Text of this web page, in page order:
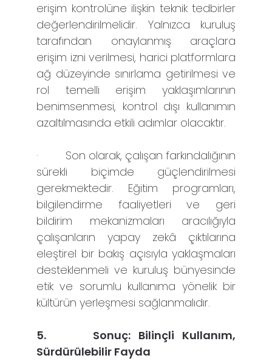
erişim kontrolüne ilişkin teknik tedbirler
değerlendirilmelidir. Yalnızca kuruluş
tarafından onaylanmış araçlara
erişim izni verilmesi, harici platformlara
ağ düzeyinde sınırlama getirilmesi ve
rol temelli erişim yaklaşımlarının
benimsenmesi, kontrol dışı kullanımın
azaltılmasında etkili adımlar olacaktır.
· Son olarak, çalışan farkındalığının
sürekli biçimde güçlendirilmesi
gerekmektedir. Eğitim programları,
bilgilendirme faaliyetleri ve geri
bildirim mekanizmaları aracılığıyla
çalışanların yapay zekâ çıktılarına
eleştirel bir bakış açısıyla yaklaşmaları
desteklenmeli ve kuruluş bünyesinde
etik ve sorumlu kullanıma yönelik bir
kültürün yerleşmesi sağlanmalıdır.
5. Sonuç: Bilinçli Kullanım,
Sürdürülebilir Fayda